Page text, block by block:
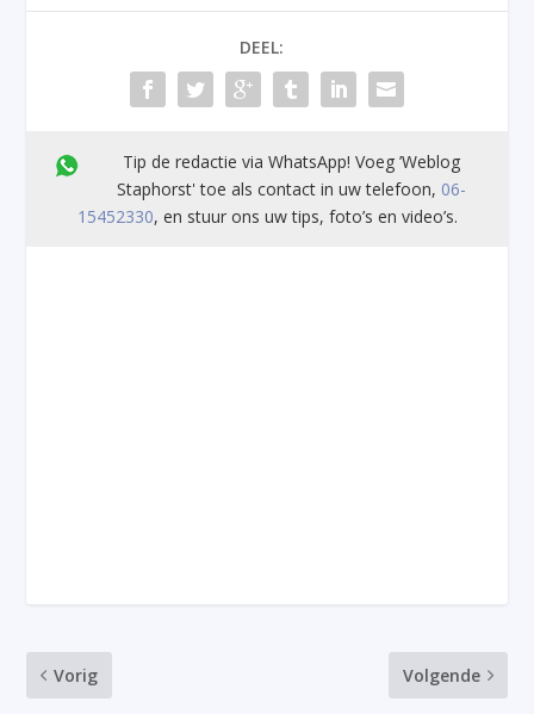
DEEL:
Tip de redactie via WhatsApp! Voeg ’Weblog
Staphorst' toe als contact in uw telefoon, 06-
15452330, en stuur ons uw tips, foto’s en video’s.
Vorig Volgende